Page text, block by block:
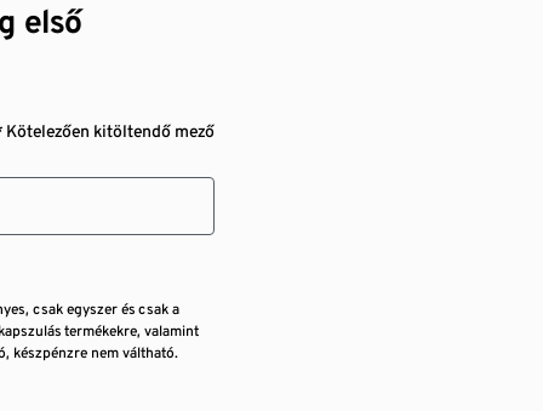
első
Kötelezően kitöltendő mező
csak egyszer és csak a
termékekre, valamint
készpénzre nem váltható.